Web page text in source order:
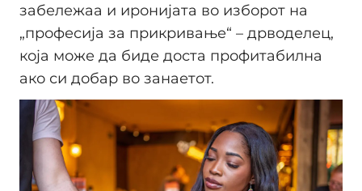
забележаа и иронијата во изборот на
„професија за прикривање“ – дрводелец,
која може да биде доста профитабилна
ако си добар во занаетот.